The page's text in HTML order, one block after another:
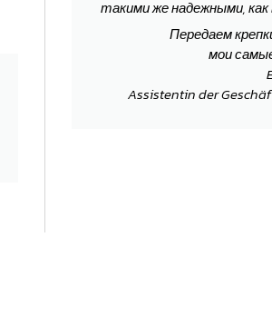
такими же надежными,
Передаем
мои
Assistentin der